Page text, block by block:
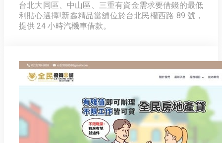
台北大同區、中山區、三重有資金需求要借錢的最低
利貼心選擇!新鑫精品當舖位於台北民權西路 89 號，
提供 24 小時汽機車借款。